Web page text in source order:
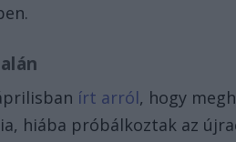
írt arról, hogy
hiába próbálkoztak az